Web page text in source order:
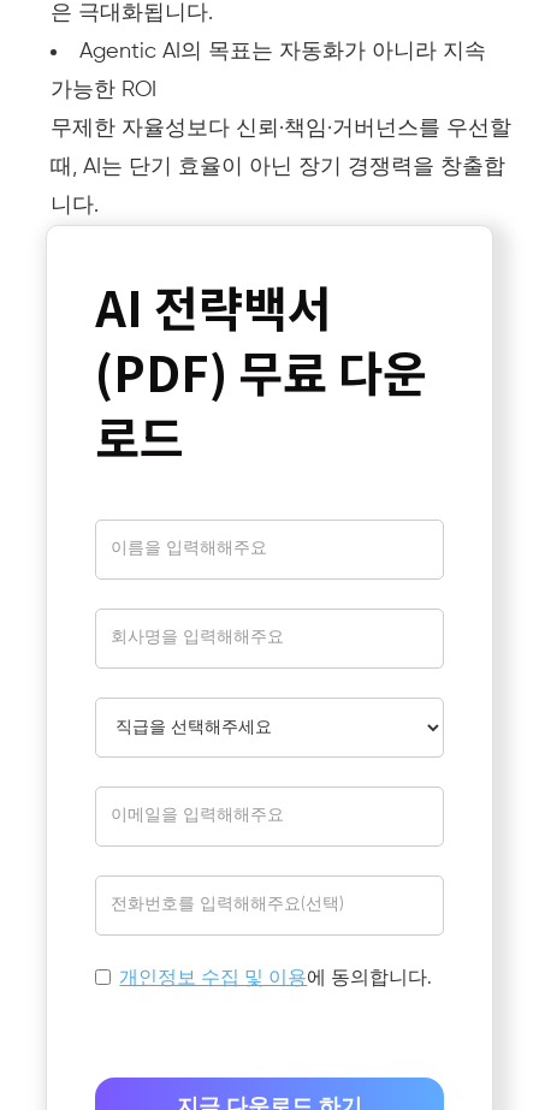
은 극대화됩니다.
Agentic AI의 목표는 자동화가 아니라 지속
가능한 ROI
무제한 자율성보다 신뢰·책임·거버넌스를 우선할
때, AI는 단기 효율이 아닌 장기 경쟁력을 창출합
니다.
AI 전략백서
(PDF) 무료 다운
로드
개인정보 수집 및 이용에 동의합니다.